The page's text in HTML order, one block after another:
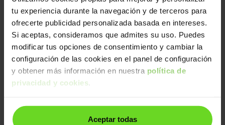
tu experiencia durante la navegación y de terceros para
ofrecerte publicidad personalizada basada en intereses.
Si aceptas, consideramos que admites su uso. Puedes
modificar tus opciones de consentimiento y cambiar la
configuración de las cookies en el panel de configuración
y obtener más información en nuestra política de
privacidad y cookies.
Aceptar todas
Nissan Qashqai
1.3 DIG-T mHEV 12V Acenta 4x2
2022 | 60.963km | 140CV | Manual
21.990€
17.690€
Mild hybrid Desde273€ /mes